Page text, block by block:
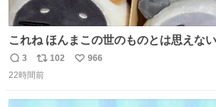
これね ほんまこの世のものとは思えないくらい臭いの マジ
で、死ぬほど、臭い 中に入ってる謎ス
だけど
返
信
3
リ
ポ
102
い
966
22時間前